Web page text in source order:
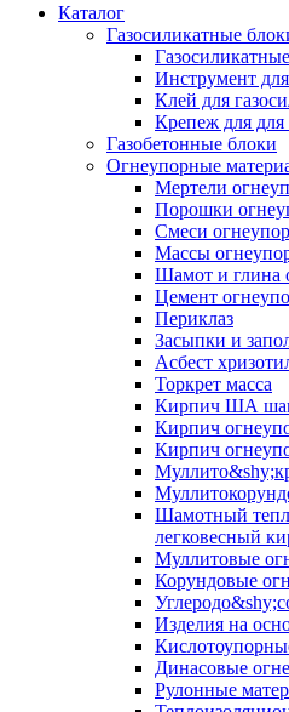
Каталог
Газосиликатные
Инструмент
Клей для
Крепеж для для
Газобетонные блоки
Огнеупорные
Мертели
Порошки
Смеси
Массы
Шамот и глина
Цемент
Периклаз
Засыпки и
Асбест
Торкрет масса
Кирпич ША
Кирпич
Кирпич
Шамотный
легковесный
Муллитовые
Корундовые
Изделия на
Динасовые
Рулонные